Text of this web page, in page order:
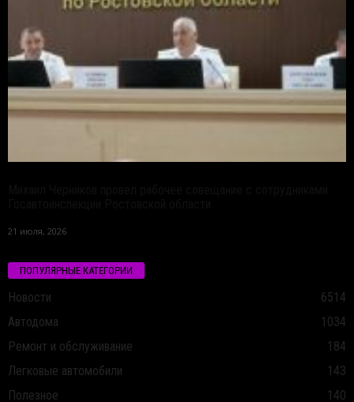
21 июля, 2026
ПОПУЛЯРНЫЕ КАТЕГОРИИ
Новости
6514
Автодома
1034
Ремонт и обслуживание
184
Легковые автомобили
143
Полезное
140